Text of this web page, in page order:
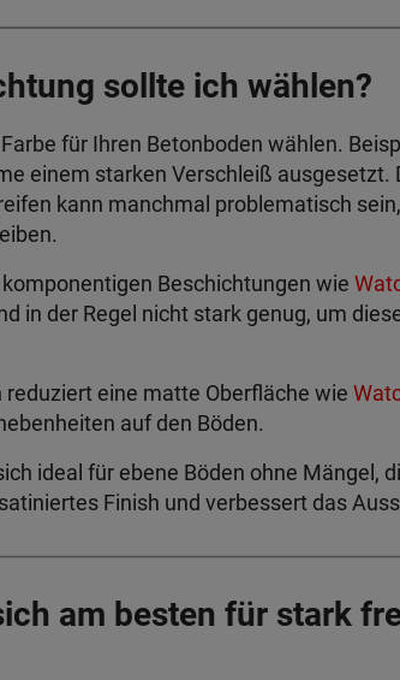
sollte ich wählen?
für Ihren Betonboden wählen.
einem starken Verschleiß ausgesetzt.
kann manchmal problematisch
Beschichtungen wie
in der Regel nicht stark genug, um
eine matte Oberfläche wie
auf den Böden.
ideal für ebene Böden ohne Mängel,
Finish und verbessert das
am besten für stark